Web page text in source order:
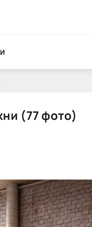
(77 фото)